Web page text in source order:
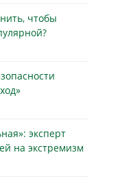
чтобы
эксперт
на экстремизм